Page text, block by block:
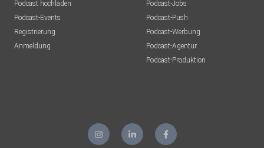
Podcast hochladen
Podcast-Events
Registrierung
Anmeldung
Podcast-Jobs
Podcast-Push
Podcast-Werbung
Podcast-Agentur
Podcast-Produktion